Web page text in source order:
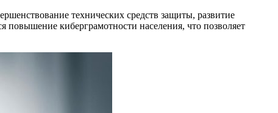
технических средств защиты, развитие
киберграмотности населения, что позволяет